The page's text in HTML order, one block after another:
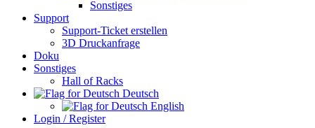
Sonstiges
Support
Support-Ticket erstellen
3D Druckanfrage
Doku
Sonstiges
Hall of Racks
Deutsch
English
Login / Register